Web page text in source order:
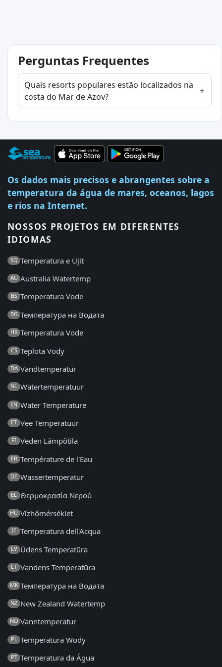
Perguntas Frequentes
Quais resorts populares estão localizados na
costa do Mar de Azov?
Os dados mais precisos e abrangentes sobre a
temperatura da água de mares, oceanos, lagos
e rios na Internet.
NOSSOS PROJETOS EM DIFERENTES
IDIOMAS
SQ Temperatura e Ujit
AU Australia Watertemp
BS Temperatura Vode
BG Температура на Водата
HR Temperatura Vode
CS Teplota Vody
DA Vandtemperatur
NL Watertemperatuur
EN Water Temperature
ET Vee Temperatuur
FI Veden Lämpötila
FR Température de l'Eau
DE Wassertemperatur
EL Θερμοκρασία Νερού
HU Vízhőmérséklet
IT Temperatura dell'Acqua
LV Ūdens Temperatūra
LT Vandens Temperatūra
MK Температура на Водата
NZ New Zealand Watertemp
NO Vanntemperatur
PL Temperatura Wody
PT Temperatura da Água